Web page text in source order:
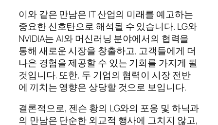
이와 같은 만남은 IT 산업의 미래를 예고하는
중요한 신호탄으로 해석될 수 있습니다. LG와
NVIDIA는 AI와 머신러닝 분야에서의 협력을
통해 새로운 시장을 창출하고, 고객들에게 더
나은 경험을 제공할 수 있는 기회를 가지게 될
것입니다. 또한, 두 기업의 협력이 시장 전반
에 끼치는 영향은 상당할 것으로 보입니다.
결론적으로, 젠슨 황의 LG와의 포옹 및 하닉과
의 만남은 단순한 외교적 행사에 그치지 않고,